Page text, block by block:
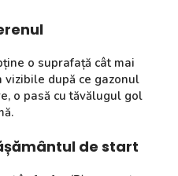
o suprafață cât mai
vizibile după ce gazonul
o pasă cu tăvălugul gol
de start